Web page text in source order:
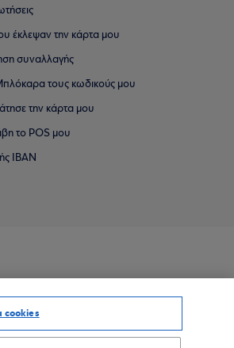
έκλεψαν την κάρτα μου
συναλλαγής
τους κωδικούς μου
την κάρτα μου
το POS μου
IBAN
cookies